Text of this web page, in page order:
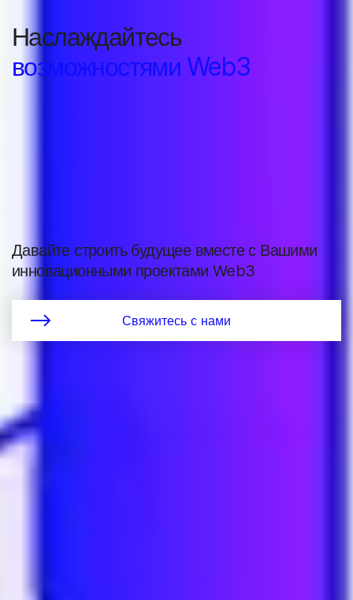
Наслаждайтесь
возможностями Web3
Давайте строить будущее вместе с Вашими
инновационными проектами Web3
Свяжитесь с нами